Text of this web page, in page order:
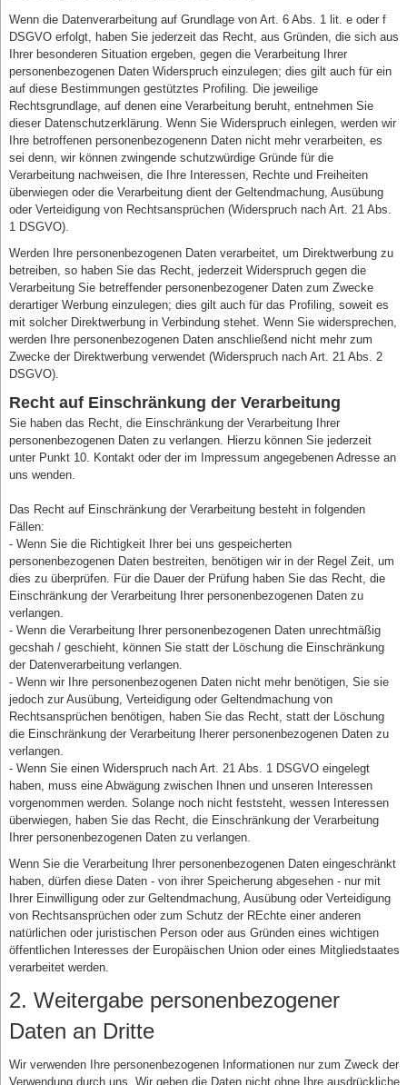
Wenn die Datenverarbeitung auf Grundlage von Art. 6 Abs. 1 lit. e oder f
DSGVO erfolgt, haben Sie jederzeit das Recht, aus Gründen, die sich aus
Ihrer besonderen Situation ergeben, gegen die Verarbeitung Ihrer
personenbezogenen Daten Widerspruch einzulegen; dies gilt auch für ein
auf diese Bestimmungen gestütztes Profiling. Die jeweilige
Rechtsgrundlage, auf denen eine Verarbeitung beruht, entnehmen Sie
dieser Datenschutzerklärung. Wenn Sie Widerspruch einlegen, werden wir
Ihre betroffenen personenbezogenenn Daten nicht mehr verarbeiten, es
sei denn, wir können zwingende schutzwürdige Gründe für die
Verarbeitung nachweisen, die Ihre Interessen, Rechte und Freiheiten
überwiegen oder die Verarbeitung dient der Geltendmachung, Ausübung
oder Verteidigung von Rechtsansprüchen (Widerspruch nach Art. 21 Abs.
1 DSGVO).
Werden Ihre personenbezogenen Daten verarbeitet, um Direktwerbung zu
betreiben, so haben Sie das Recht, jederzeit Widerspruch gegen die
Verarbeitung Sie betreffender personenbezogener Daten zum Zwecke
derartiger Werbung einzulegen; dies gilt auch für das Profiling, soweit es
mit solcher Direktwerbung in Verbindung stehet. Wenn Sie widersprechen,
werden Ihre personenbezogenen Daten anschließend nicht mehr zum
Zwecke der Direktwerbung verwendet (Widerspruch nach Art. 21 Abs. 2
DSGVO).
Recht auf Einschränkung der Verarbeitung
Sie haben das Recht, die Einschränkung der Verarbeitung Ihrer
personenbezogenen Daten zu verlangen. Hierzu können Sie jederzeit
unter Punkt 10. Kontakt oder der im Impressum angegebenen Adresse an
uns wenden.
Das Recht auf Einschränkung der Verarbeitung besteht in folgenden
Fällen:
- Wenn Sie die Richtigkeit Ihrer bei uns gespeicherten
personenbezogenen Daten bestreiten, benötigen wir in der Regel Zeit, um
dies zu überprüfen. Für die Dauer der Prüfung haben Sie das Recht, die
Einschränkung der Verarbeitung Ihrer personenbezogenen Daten zu
verlangen.
- Wenn die Verarbeitung Ihrer personenbezogenen Daten unrechtmäßig
gecshah / geschieht, können Sie statt der Löschung die Einschränkung
der Datenverarbeitung verlangen.
- Wenn wir Ihre personenbezogenen Daten nicht mehr benötigen, Sie sie
jedoch zur Ausübung, Verteidigung oder Geltendmachung von
Rechtsansprüchen benötigen, haben Sie das Recht, statt der Löschung
die Einschränkung der Verarbeitung Iherer personenbezogenen Daten zu
verlangen.
- Wenn Sie einen Widerspruch nach Art. 21 Abs. 1 DSGVO eingelegt
haben, muss eine Abwägung zwischen Ihnen und unseren Interessen
vorgenommen werden. Solange noch nicht feststeht, wessen Interessen
überwiegen, haben Sie das Recht, die Einschränkung der Verarbeitung
Ihrer personenbezogenen Daten zu verlangen.
Wenn Sie die Verarbeitung Ihrer personenbezogenen Daten eingeschränkt
haben, dürfen diese Daten - von ihrer Speicherung abgesehen - nur mit
Ihrer Einwilligung oder zur Geltendmachung, Ausübung oder Verteidigung
von Rechtsansprüchen oder zum Schutz der REchte einer anderen
natürlichen oder juristischen Person oder aus Gründen eines wichtigen
öffentlichen Interesses der Europäischen Union oder eines Mitgliedstaates
verarbeitet werden.
2. Weitergabe personenbezogener
Daten an Dritte
Wir verwenden Ihre personenbezogenen Informationen nur zum Zweck der
Verwendung durch uns. Wir geben die Daten nicht ohne Ihre ausdrückliche